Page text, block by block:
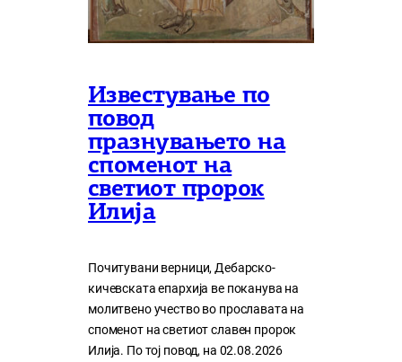
Известување по
повод
празнувањето на
споменот на
светиот пророк
Илија
Почитувани верници, Дебарско-
кичевската епархија ве поканува на
молитвено учество во прославата на
споменот на светиот славен пророк
Илија. По тој повод, на 02.08.2026